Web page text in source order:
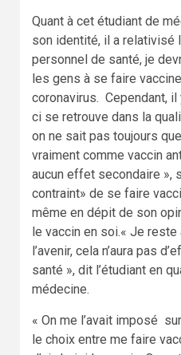
Quant à cet étudiant de
son identité, il a relativisé
personnel de santé, je
les gens à se faire
coronavirus. Cependant, il
ci se retrouve dans la
on ne sait pas toujours
vraiment comme vaccin
aucun effet secondaire »,
contraint» de se faire
même en dépit de son
le vaccin en soi.« Je
l’avenir, cela n’aura pas
santé », dit l’étudiant en
médecine.
« On me l’avait imposé
le choix entre me faire